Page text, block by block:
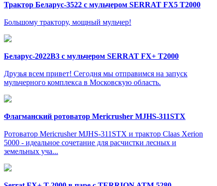
Трактор Беларус-3522 с мульчером SERRAT FX5 T2000
Большому трактору, мощный мульчер!
Беларус-2022В3 c мульчером SERRAT FX+ T2000
Друзья всем привет! Сегодня мы отправимся на запуск
мульчерного комплекса в Московскую область.
Флагманский ротоватор Mericrusher MJHS-311STX
Ротоватор Mericrusher MJHS-311STX и трактор Claas Xerion
5000 - идеальное сочетание для расчистки лесных и
земельных уча...